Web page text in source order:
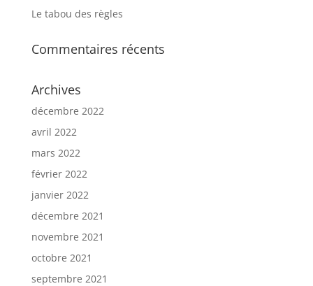
Le tabou des règles
Commentaires récents
Archives
décembre 2022
avril 2022
mars 2022
février 2022
janvier 2022
décembre 2021
novembre 2021
octobre 2021
septembre 2021